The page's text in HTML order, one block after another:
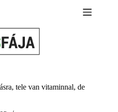
tele van vitaminnal, de